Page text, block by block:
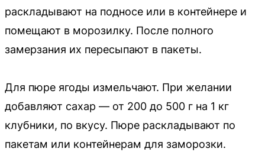
раскладывают на подносе или в контейнере и
помещают в морозилку. После полного
замерзания их пересыпают в пакеты.
Для пюре ягоды измельчают. При желании
добавляют сахар — от 200 до 500 г на 1 кг
клубники, по вкусу. Пюре раскладывают по
пакетам или контейнерам для заморозки.